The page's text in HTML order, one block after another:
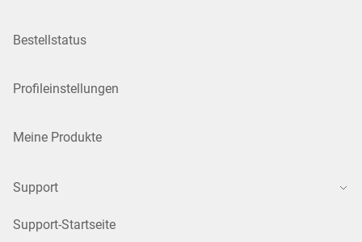
Bestellstatus
Profileinstellungen
Meine Produkte
Support
Support-Startseite